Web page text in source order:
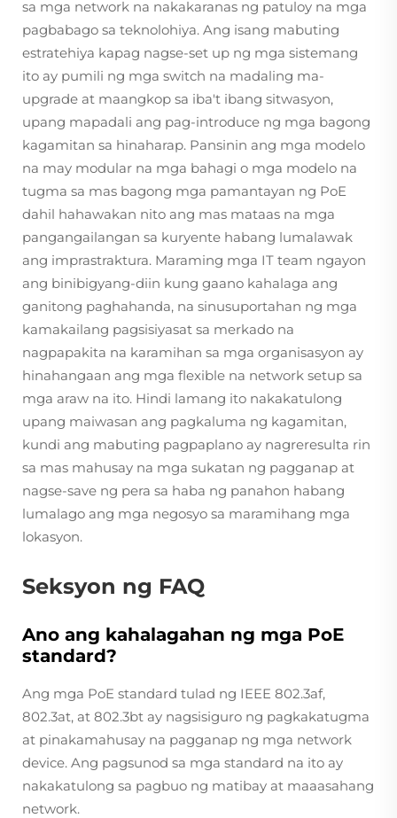
sa mga network na nakakaranas ng patuloy na mga
pagbabago sa teknolohiya. Ang isang mabuting
estratehiya kapag nagse-set up ng mga sistemang
ito ay pumili ng mga switch na madaling ma-
upgrade at maangkop sa iba't ibang sitwasyon,
upang mapadali ang pag-introduce ng mga bagong
kagamitan sa hinaharap. Pansinin ang mga modelo
na may modular na mga bahagi o mga modelo na
tugma sa mas bagong mga pamantayan ng PoE
dahil hahawakan nito ang mas mataas na mga
pangangailangan sa kuryente habang lumalawak
ang imprastraktura. Maraming mga IT team ngayon
ang binibigyang-diin kung gaano kahalaga ang
ganitong paghahanda, na sinusuportahan ng mga
kamakailang pagsisiyasat sa merkado na
nagpapakita na karamihan sa mga organisasyon ay
hinahangaan ang mga flexible na network setup sa
mga araw na ito. Hindi lamang ito nakakatulong
upang maiwasan ang pagkaluma ng kagamitan,
kundi ang mabuting pagpaplano ay nagreresulta rin
sa mas mahusay na mga sukatan ng pagganap at
nagse-save ng pera sa haba ng panahon habang
lumalago ang mga negosyo sa maramihang mga
lokasyon.
Seksyon ng FAQ
Ano ang kahalagahan ng mga PoE
standard?
Ang mga PoE standard tulad ng IEEE 802.3af,
802.3at, at 802.3bt ay nagsisiguro ng pagkakatugma
at pinakamahusay na pagganap ng mga network
device. Ang pagsunod sa mga standard na ito ay
nakakatulong sa pagbuo ng matibay at maaasahang
network.